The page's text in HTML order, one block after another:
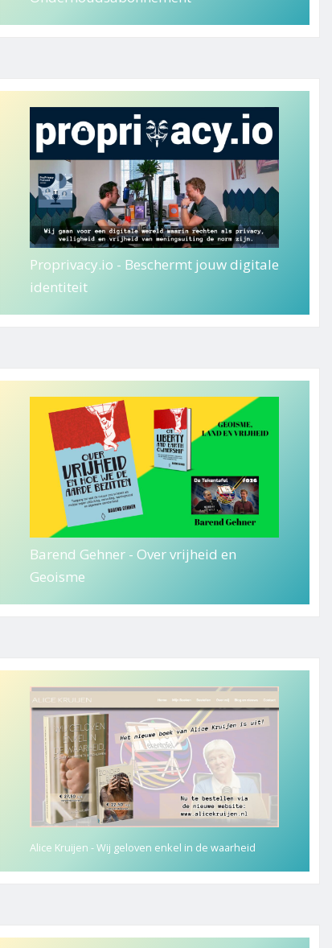
Proprivacy.io - Beschermt jouw digitale
identiteit
Barend Gehner - Over vrijheid en
Geoisme
Alice Kruijen - Wij geloven enkel in de waarheid